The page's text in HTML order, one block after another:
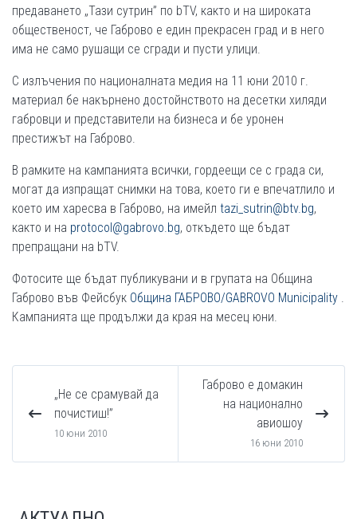
предаването „Тази сутрин” по bTV, както и на широката
общественост, че Габрово е един прекрасен град и в него
има не само рушащи се сгради и пусти улици.
С излъчения по националната медия на 11 юни 2010 г.
материал бе накърнено достойнството на десетки хиляди
габровци и представители на бизнеса и бе уронен
престижът на Габрово.
В рамките на кампанията всички, гордеещи се с града си,
могат да изпращат снимки на това, което ги е впечатлило и
което им харесва в Габрово, на имейл tazi_sutrin@btv.bg,
както и на protocol@gabrovo.bg, откъдето ще бъдат
препращани на bTV.
Фотосите ще бъдат публикувани и в групата на Община
Габрово във Фейсбук Община ГАБРОВО/GABROVO Municipality .
Кампанията ще продължи да края на месец юни.
„Не се срамувай да
почистиш!”
10 юни 2010
Габрово е домакин
на национално
авиошоу
16 юни 2010